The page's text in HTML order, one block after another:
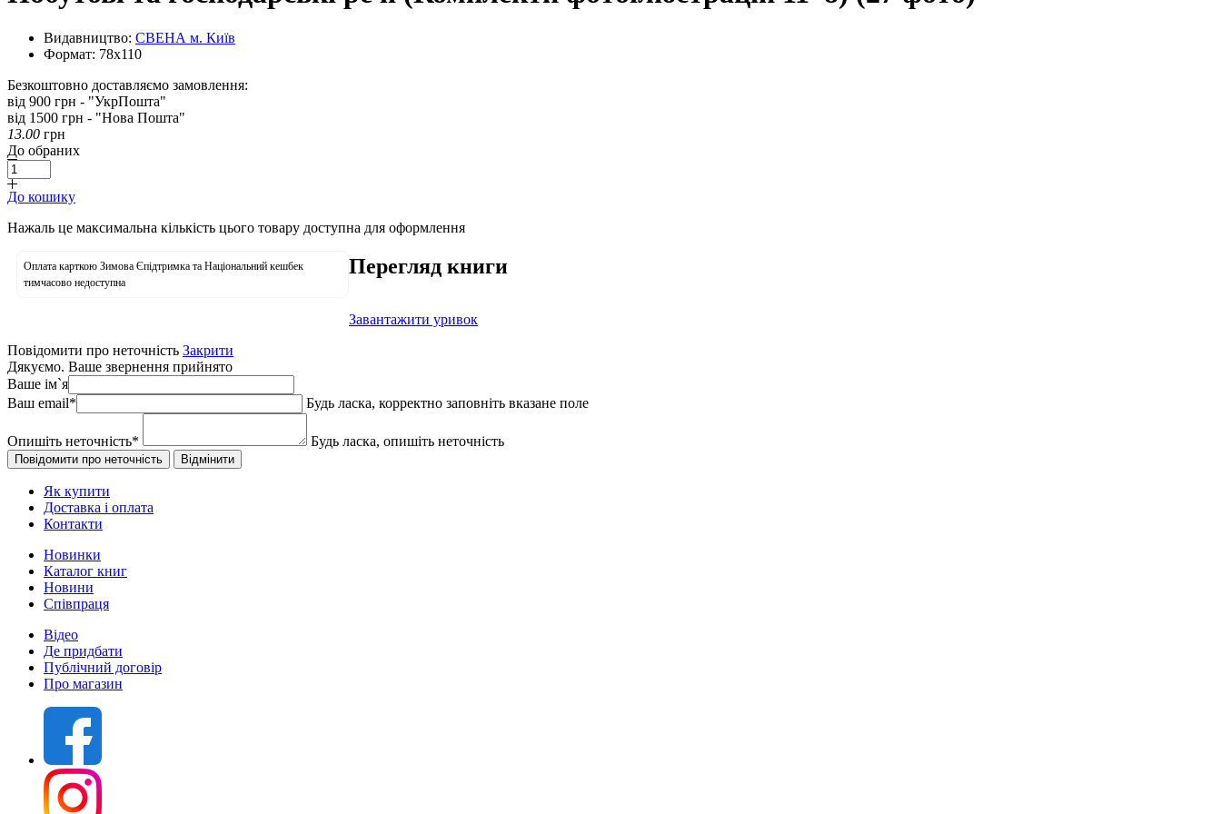
Видавництво: СВЕНА м. Київ
Формат: 78х110
Безкоштовно доставляємо замовлення:
від 900 грн - "УкрПошта"
від 1500 грн - "Нова Пошта"
13.00 грн
До обраних
До кошику
Нажаль це максимальна кількість цього товару доступна для оформлення
Оплата карткою Зимова Єпідтримка та Національний кешбек
тимчасово недоступна
Перегляд книги
Завантажити уривок
Повідомити про неточність Закрити
Дякуємо. Ваше звернення прийнято
Ваше ім`я
Ваш email* Будь ласка, корректно заповніть вказане поле
Опишіть неточність* Будь ласка, опишіть неточність
Як купити
Доставка і оплата
Контакти
Новинки
Каталог книг
Новини
Співпраця
Відео
Де придбати
Публічний договір
Про магазин